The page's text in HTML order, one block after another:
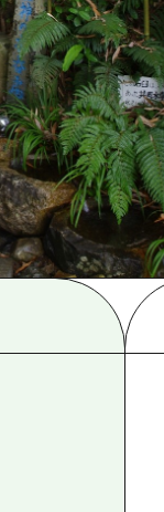
2泊3日
芸北
宮島周辺
山口県東部
愛媛県
島根県